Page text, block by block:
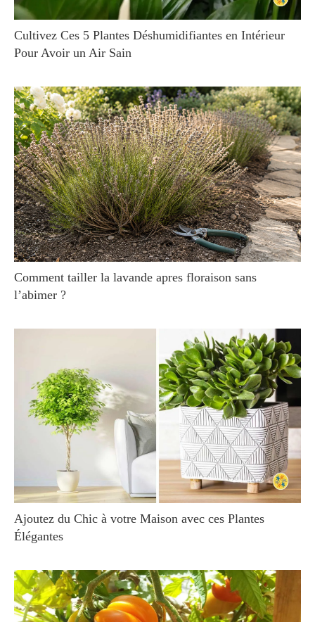
Cultivez Ces 5 Plantes Déshumidifiantes en Intérieur
Pour Avoir un Air Sain
Comment tailler la lavande apres floraison sans
l’abimer ?
Ajoutez du Chic à votre Maison avec ces Plantes
Élégantes